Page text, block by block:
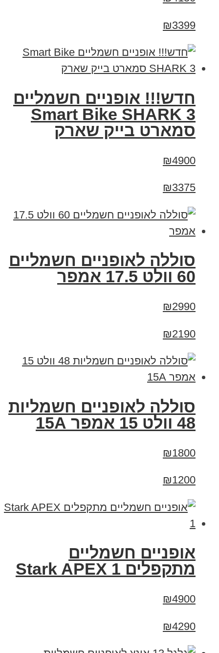
₪3399
חדש!!! אופניים חשמליים
Smart Bike SHARK 3
סמארט בייק שארק
₪4900
₪3375
סוללה לאופניים חשמליים
₪2990
₪2190
סוללה לאופניים חשמליות
₪1800
₪1200
‏אופניים חשמליים
‏מתקפלים Stark APEX 1
₪4900
₪4290